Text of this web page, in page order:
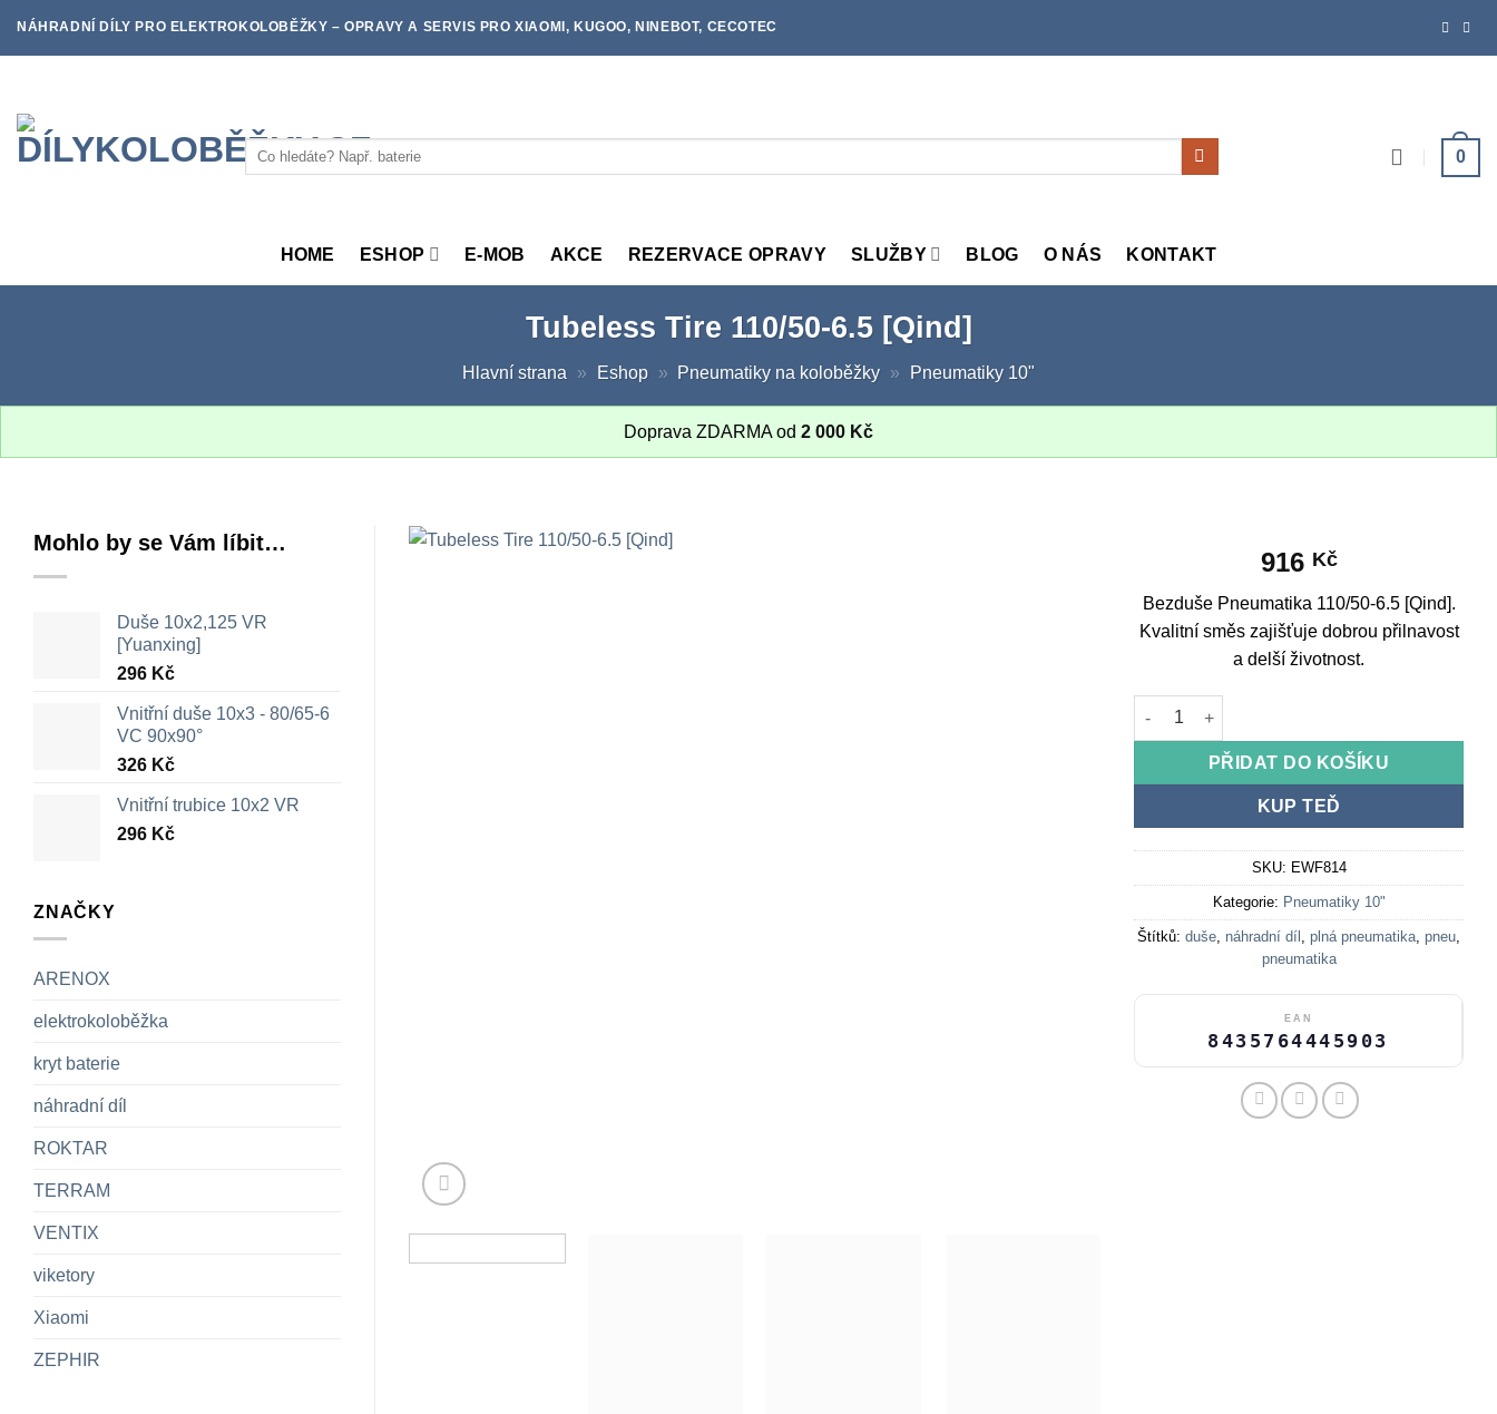
NÁHRADNÍ DÍLY PRO ELEKTROKOLOBĚŽKY – OPRAVY A SERVIS PRO XIAOMI, KUGOO, NINEBOT, CECOTEC
Hledat: 0
HOME ESHOP E-MOB AKCE REZERVACE OPRAVY SLUŽBY BLOG O NÁS KONTAKT
Tubeless Tire 110/50-6.5 [Qind]
Hlavní strana » Eshop » Pneumatiky na koloběžky » Pneumatiky 10"
Doprava ZDARMA od 2 000 Kč
Mohlo by se Vám líbit…
Duše 10x2,125 VR
[Yuanxing]
296 Kč
Vnitřní duše 10x3 - 80/65-6
VC 90x90°
326 Kč
Vnitřní trubice 10x2 VR
296 Kč
ZNAČKY
ARENOX
elektrokoloběžka
kryt baterie
náhradní díl
ROKTAR
TERRAM
VENTIX
viketory
Xiaomi
ZEPHIR
916 Kč
Bezduše Pneumatika 110/50-6.5 [Qind].
Kvalitní směs zajišťuje dobrou přilnavost
a delší životnost.
Tubeless Tire 110/50-6.5 [Qind] množství
PŘIDAT DO KOŠÍKU
KUP TEĎ
SKU: EWF814
Kategorie: Pneumatiky 10"
Štítků:duše, náhradní díl ,plná pneumatika,pneu,
pneumatika
EAN
8435764445903